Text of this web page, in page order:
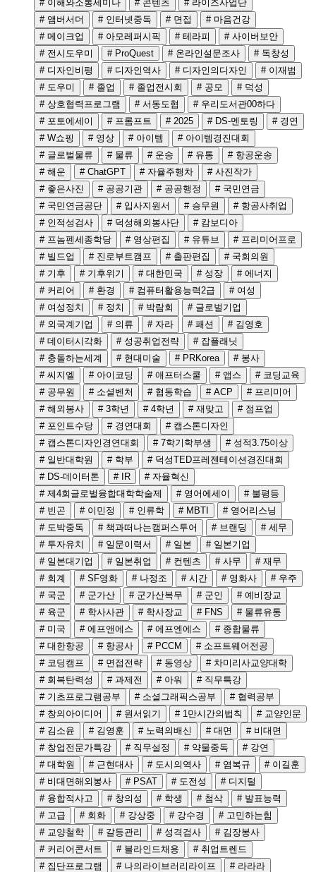
# 이해와소통세미나 # 콘텐츠
# 라이즈사업단
# 앰버서더
# 인터넷중독 # 면접
# 마음건강
# 메이크업
# 아모레퍼시픽 # 테라피
# 사이버보안
# 전시도우미
# ProQuest # 온라인설문조사
# 독창성
# 디자인비평
# 디자인역사 # 디자인의디자인
# 이재범
# 도우미
# 졸업 # 졸업전시회 # 공모
# 덕성
# 상호협력프로그램
# 서동도협
# 우리도서관00하다
# 포토에세이
# 프롬프트 # 2025 # DS-멘토링
# 경연
# W쇼핑
# 영상 # 아이템
# 아이템경진대회
# 글로벌물류
# 물류 # 운송 # 유통
# 항공운송
# 해운
# ChatGPT # 자율주행차
# 사진작가
# 좋은사진
# 공공기관 # 공공행정
# 국민연금
# 국민연금공단
# 입사지원서 # 승무원
# 항공사취업
# 인적성검사
# 덕성해외봉사단
# 캄보디아
# 프놈펜세종학당
# 영상편집 # 유튜브
# 프리미어프로
# 빌드업
# 진로부트캠프 # 출판편집
# 국회의원
# 기후
# 기후위기 # 대한민국 # 성장
# 에너지
# 커리어
# 환경 # 컴퓨터활용능력2급
# 여성
# 여성정치
# 정치 # 박람회
# 글로벌기업
# 외국계기업
# 의류 # 자라 # 패션
# 김영호
# 데이터시각화
# 성공취업전략
# 잡플래닛
# 충돌하는세계
# 현대미술 # PRKorea
# 봉사
# 씨지엘
# 아이코딩 # 애프터스쿨 # 앱스
# 코딩교육
# 공무원
# 소셜벤처 # 협동학습 # ACP
# 프리미어
# 해외봉사
# 3학년 # 4학년 # 재맞고
# 점프업
# 포인트수당
# 경연대회
# 캡스톤디자인
# 캡스톤디자인경연대회
# 7학기학부생
# 성적3.75이상
# 일반대학원
# 학부
# 덕성TED프레젠테이션경진대회
# DS-데이터톤
# IR
# 자율혁신
# 제4회글로벌융합대학학술제
# 영어에세이
# 불평등
# 빈곤
# 이민정 # 인류학 # MBTI
# 영어리스닝
# 도박중독
# 책과떠나는캠퍼스투어 # 브랜딩
# 세무
# 투자유치
# 일문이력서 # 일본
# 일본기업
# 일본대기업
# 일본취업 # 컨텐츠 # 사무
# 재무
# 회계
# SF영화 # 나정조 # 시간 # 영화사
# 우주
# 국군
# 군가산 # 군가산복무 # 군인
# 예비장교
# 육군
# 학사사관 # 학사장교 # FNS
# 물류유통
# 미국
# 에프앤에스 # 에프엔에스
# 종합물류
# 대한항공
# 항공사 # PCCM
# 소프트웨어전공
# 코딩캠프
# 면접전략 # 동영상
# 차미리사교양대학
# 회복탄력성
# 과제전 # 아워
# 직무특강
# 기초프로그램공부
# 소셜그래픽스공부
# 협력공부
# 창의아이디어
# 원서읽기 # 1만시간의법칙
# 교양인문
# 김소윤
# 김영훈 # 노력의배신 # 대면
# 비대면
# 창업전문가특강
# 직무설정 # 약물중독
# 강연
# 대학원
# 근현대사 # 도시의역사 # 염복규
# 이길훈
# 비대면해외봉사
# PSAT # 도전성
# 디지털
# 융합적사고
# 창의성 # 학생 # 첨삭
# 발표능력
# 고급
# 회화 # 강상중 # 강수경
# 고민하는힘
# 교양철학
# 갈등관리 # 성격검사
# 김장봉사
# 커리어콘서트
# 블라인드채용
# 취업트렌드
# 집단프로그램
# 나의라이브러리라이프
# 라라라